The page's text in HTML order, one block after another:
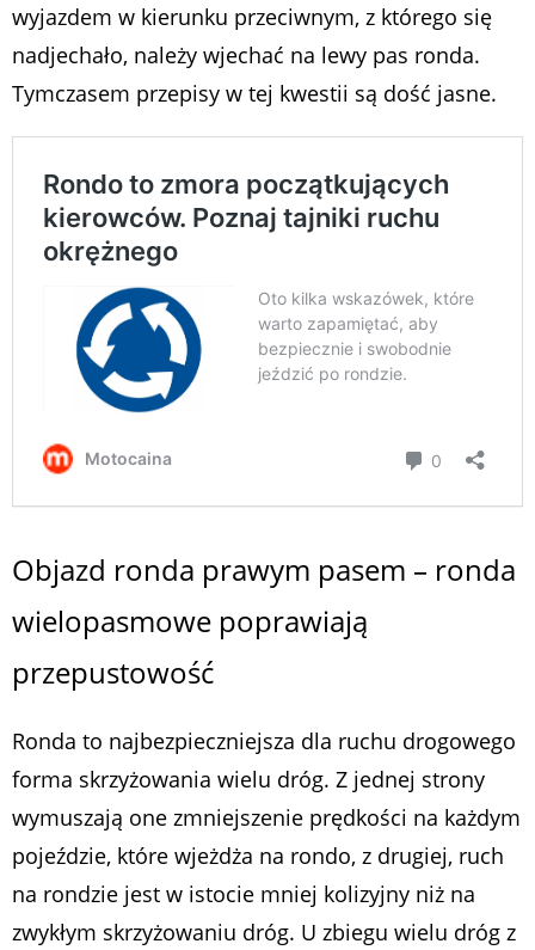
wyjazdem w kierunku przeciwnym, z którego się
nadjechało, należy wjechać na lewy pas ronda.
Tymczasem przepisy w tej kwestii są dość jasne.
Objazd ronda prawym pasem – ronda
wielopasmowe poprawiają
przepustowość
Ronda to najbezpieczniejsza dla ruchu drogowego
forma skrzyżowania wielu dróg. Z jednej strony
wymuszają one zmniejszenie prędkości na każdym
pojeździe, które wjeżdża na rondo, z drugiej, ruch
na rondzie jest w istocie mniej kolizyjny niż na
zwykłym skrzyżowaniu dróg. U zbiegu wielu dróg z